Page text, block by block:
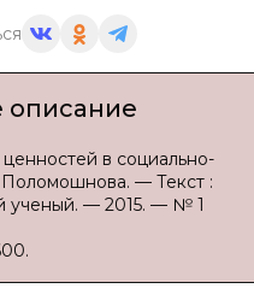
описание
в социально-
— Текст :
ученый. — 2015. — № 1